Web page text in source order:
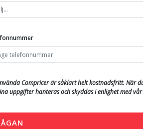
Compricer är såklart helt kostnadsfritt. När
uppgifter hanteras och skyddas i enlighet med vår